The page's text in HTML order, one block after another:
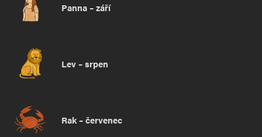
Panna – září
Lev – srpen
Rak – červenec